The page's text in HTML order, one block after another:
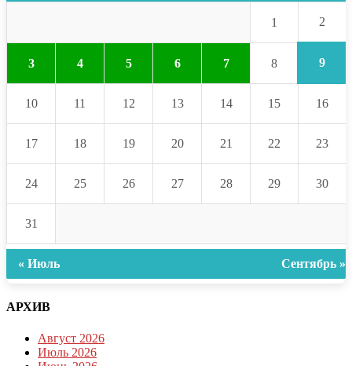
1 2
3 4 5 6 7 8 9
10 11 12 13 14 15 16
17 18 19 20 21 22 23
24 25 26 27 28 29 30
31
« Июль Сентябрь »
АРХИВ
Август 2026
Июль 2026